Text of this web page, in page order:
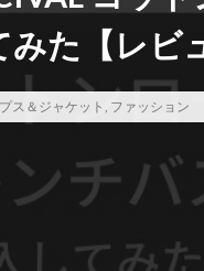
みた【レビ
ス＆ジャケット , ファッション